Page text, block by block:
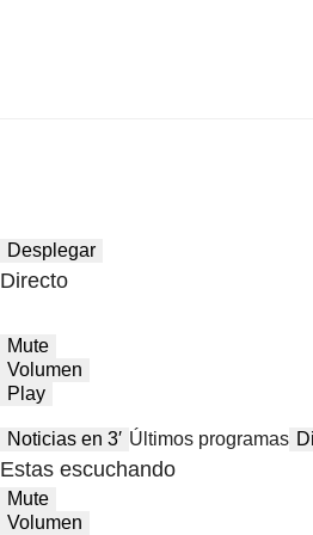
Desplegar
Directo
Mute
Volumen
Play
Noticias en 3′ Últimos programas
Estas escuchando
Mute
Volumen